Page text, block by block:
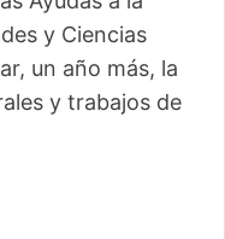
y Ciencias
un año más, la
y trabajos de